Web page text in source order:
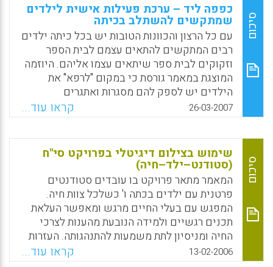
סיכום
כפפה ליד – ערכת פעילות אישית לילדים
שמתקשים להשתלב בכיתה
עם כל הרצון והכוונות הטובות יש בכל כיתה ילדים
רבים המתקשים להתאים עצמם לבית הספר
וזקוקים לבית ספר שיתאים עצמו אליהם. היוזמה
המוצגת במאמר גורסת כי במקום "לרפא" את
הילדים יש לספק להם מסגרות ואתגרים
שבאמצעותם הילדים ה"בעייתיים", יזכו לחוויות
למידה חיוביות ומרגשות, לתחושת הצלחה
ומסוגלות, ויביאו הישגיהם בפני חבריהם כדי
שאף יזכו בהערכתם של אחרים וכך יפיקו את
המרב מלימודיהם. "כפפה ליד" היא ערכה או
קבוצת פעילויות אישית, אשר המחנכים והמורים
תכננו והכירו במיוחד בעבור ילד מסוים או ילדה
מסוימת שהתקשו להשתלב ברוב פעילויות הכיתה
וליהנות מהן. (עדה סוידובסקי)
WhatsApp
Facebook
Email
X
26-03-2007 קראו עוד...
סיכום
שימוש בצילום דיגיטלי בפרויקט סי"ח
(סטודנט–ילד–חיה)
המאמר מתאר פרויקט בו עובדים סטודנטים
פרטנית עם ילדים בכתה ו' כשלכל צוות חיה.
המפגש עם בעלי החיים מרגש ומאפשר העלאת
תכנים רגשיים ולמידה הנובעת מהענות לצרכי
החיה ומניסיון לתת משמעות להתנהגותה. העזרות
בצילום מאפשרת תיעוד שבעזרתו ניתן לחזק
13-02-2006 קראו עוד...